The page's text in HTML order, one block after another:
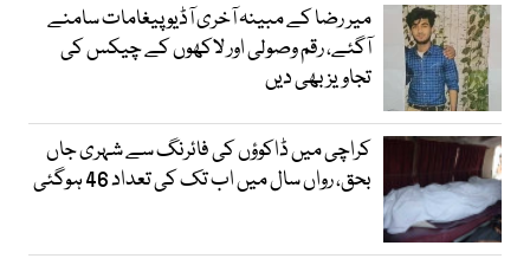
میر رضا کے مبینہ آخری آڈیو پیغامات سامنے
آگئے، رقم وصولی اور لاکھوں کے چیکس کی
تجاویز بھی دیں
کراچی میں ڈاکوؤں کی فائرنگ سے شہری جاں
بحق، رواں سال میں اب تک کی تعداد 46 ہوگئی